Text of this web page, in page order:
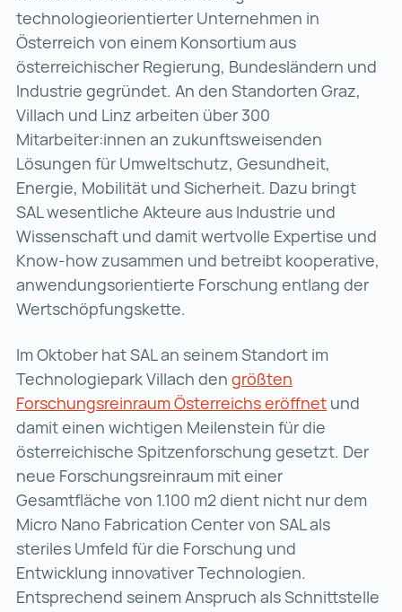
technologieorientierter Unternehmen in
Österreich von einem Konsortium aus
österreichischer Regierung, Bundesländern und
Industrie gegründet. An den Standorten Graz,
Villach und Linz arbeiten über 300
Mitarbeiter:innen an zukunftsweisenden
Lösungen für Umweltschutz, Gesundheit,
Energie, Mobilität und Sicherheit. Dazu bringt
SAL wesentliche Akteure aus Industrie und
Wissenschaft und damit wertvolle Expertise und
Know-how zusammen und betreibt kooperative,
anwendungsorientierte Forschung entlang der
Wertschöpfungskette.
Im Oktober hat SAL an seinem Standort im
Technologiepark Villach den größten
Forschungsreinraum Österreichs eröffnet größten
und
damit einen wichtigen Meilenstein für die
österreichische Spitzenforschung gesetzt. Der
neue Forschungsreinraum mit einer
Gesamtfläche von 1.100 m2 dient nicht nur dem
Micro Nano Fabrication Center von SAL als
steriles Umfeld für die Forschung und
Entwicklung innovativer Technologien.
Entsprechend seinem Anspruch als Schnittstelle